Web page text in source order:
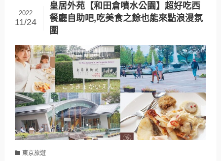
皇居外苑【和田倉噴水公園】超好吃西
餐廳自助吧,吃美食之餘也能來點浪漫氛
圍
2022
11/24
東京旅遊